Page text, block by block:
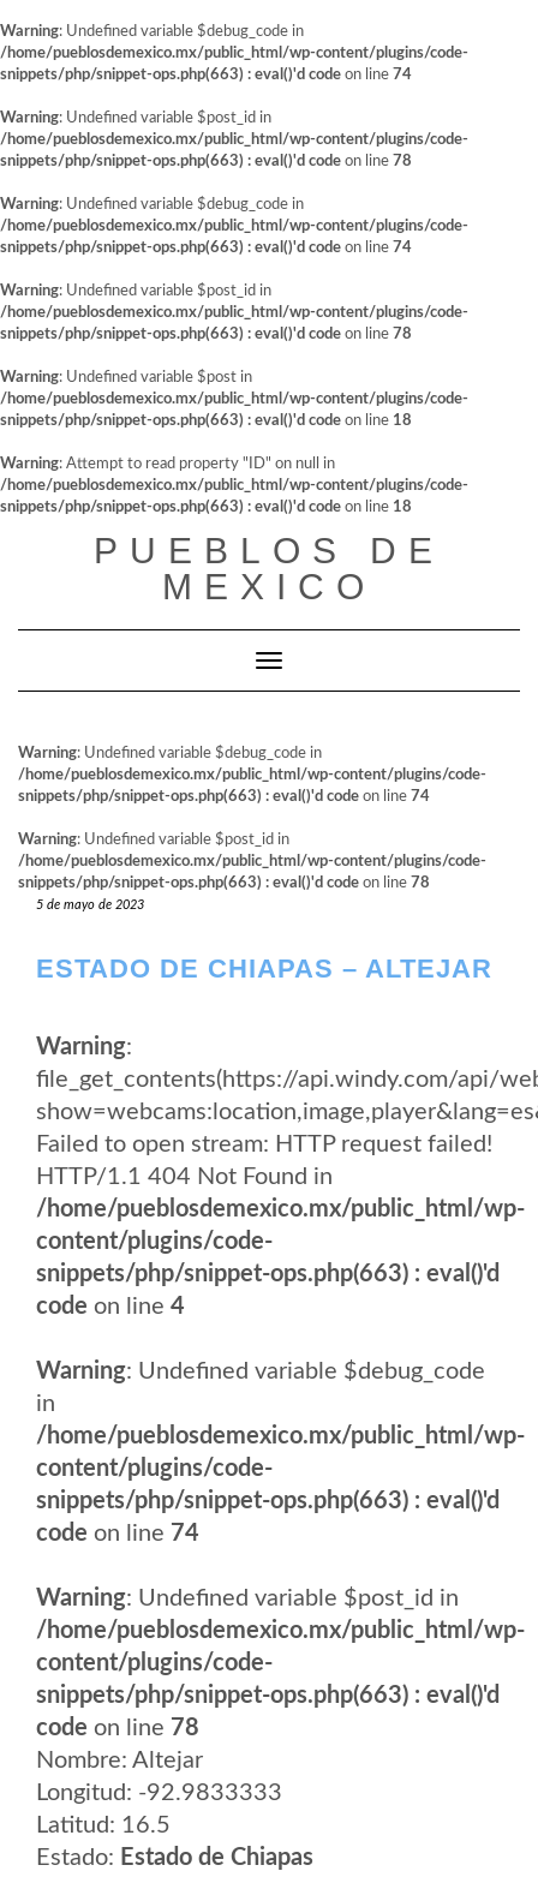
Warning: Undefined variable $debug_code in
/home/pueblosdemexico.mx/public_html/wp-content/plugins/code-
snippets/php/snippet-ops.php(663) : eval()'d code on line 74
Warning: Undefined variable $post_id in
/home/pueblosdemexico.mx/public_html/wp-content/plugins/code-
snippets/php/snippet-ops.php(663) : eval()'d code on line 78
Warning: Undefined variable $debug_code in
/home/pueblosdemexico.mx/public_html/wp-content/plugins/code-
snippets/php/snippet-ops.php(663) : eval()'d code on line 74
Warning: Undefined variable $post_id in
/home/pueblosdemexico.mx/public_html/wp-content/plugins/code-
snippets/php/snippet-ops.php(663) : eval()'d code on line 78
Warning: Undefined variable $post in
/home/pueblosdemexico.mx/public_html/wp-content/plugins/code-
snippets/php/snippet-ops.php(663) : eval()'d code on line 18
Warning: Attempt to read property "ID" on null in
/home/pueblosdemexico.mx/public_html/wp-content/plugins/code-
snippets/php/snippet-ops.php(663) : eval()'d code on line 18
PUEBLOS DE
MEXICO
Cambiar modo de navegación
Warning: Undefined variable $debug_code in
/home/pueblosdemexico.mx/public_html/wp-content/plugins/code-
snippets/php/snippet-ops.php(663) : eval()'d code on line 74
Warning: Undefined variable $post_id in
/home/pueblosdemexico.mx/public_html/wp-content/plugins/code-
snippets/php/snippet-ops.php(663) : eval()'d code on line 78
5 de mayo de 2023
ESTADO DE CHIAPAS – ALTEJAR
Warning:
file_get_contents(https://api.windy.com/api/
Failed to open stream: HTTP request failed!
HTTP/1.1 404 Not Found in
/home/pueblosdemexico.mx/public_html/wp-
content/plugins/code-
snippets/php/snippet-ops.php(663) : eval()'d
code on line 4
Warning: Undefined variable $debug_code
in
/home/pueblosdemexico.mx/public_html/wp-
content/plugins/code-
snippets/php/snippet-ops.php(663) : eval()'d
code on line 74
Warning: Undefined variable $post_id in
/home/pueblosdemexico.mx/public_html/wp-
content/plugins/code-
snippets/php/snippet-ops.php(663) : eval()'d
code on line 78
Nombre: Altejar
Longitud: -92.9833333
Latitud: 16.5
Estado: Estado de Chiapas